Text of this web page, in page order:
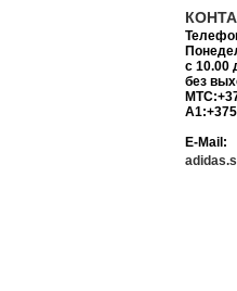
с 10.00
без
E-Mail: